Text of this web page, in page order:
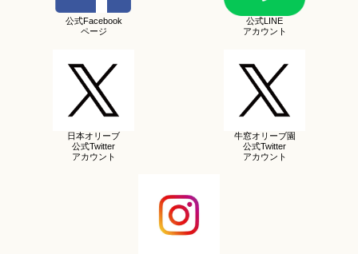
公式Facebook
ページ
公式LINE
アカウント
日本オリーブ
公式Twitter
アカウント
牛窓オリーブ園
公式Twitter
アカウント